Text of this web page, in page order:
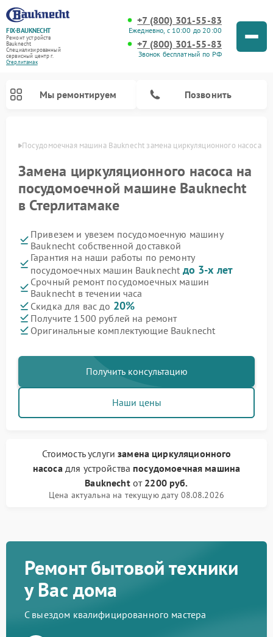
FIX-BAUKNECHT
Ремонт устройств
Bauknecht
Специализированный
cервисный центр г.
Стерлитамак
+7 (800) 301-55-83
Ежедневно, с 10:00 до 20:00
+7 (800) 301-55-83
Звонок бесплатный по РФ
Мы ремонтируем Позвонить
Посудомоечная машина Bauknecht замена циркуляционного насоса
Замена циркуляционного насоса на
посудомоечной машине Bauknecht
в Стерлитамаке
Привезем и увезем посудомоечную машину
Bauknecht собственной доставкой
Гарантия на наши работы по ремонту
посудомоечных машин Bauknecht до 3-х лет
Срочный ремонт посудомоечных машин
Bauknecht в течении часа
Скидка для вас до 20%
Получите 1500 рублей на ремонт
Оригинальные комплектующие Bauknecht
Получить консультацию
Наши цены
Стоимость услугизамена циркуляционного
насосадля устройства посудомоечная машина
Bauknechtот 2200 руб.
Цена актуальна на текущую дату 08.08.2026
Ремонт бытовой техники
у Вас дома
С выездом квалифицированного мастера